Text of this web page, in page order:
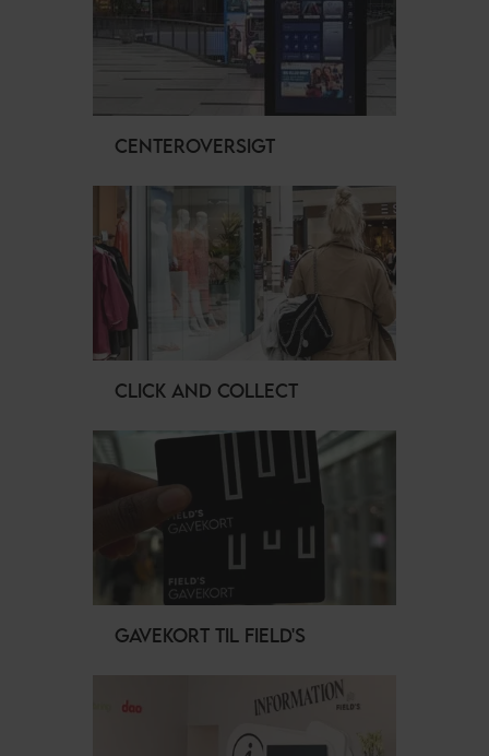
CENTEROVERSIGT
CLICK AND COLLECT
GAVEKORT TIL FIELD'S